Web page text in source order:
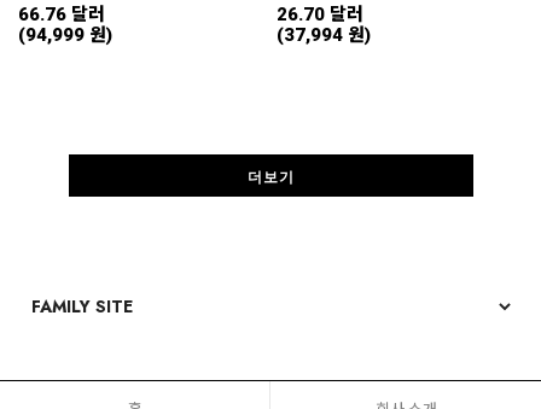
66.76 달러
(94,999 원)
26.70 달러
(37,994 원)
더보기